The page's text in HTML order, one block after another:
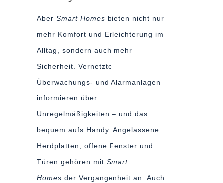
Aber Smart Homes bieten nicht nur
mehr Komfort und Erleichterung im
Alltag, sondern auch mehr
Sicherheit. Vernetzte
Überwachungs- und Alarmanlagen
informieren über
Unregelmäßigkeiten – und das
bequem aufs Handy. Angelassene
Herdplatten, offene Fenster und
Türen gehören mit Smart
Homes der Vergangenheit an. Auch